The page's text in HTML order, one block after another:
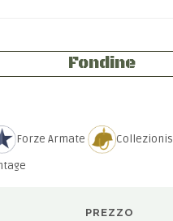
Fondine
Forze Armate
PREZZO